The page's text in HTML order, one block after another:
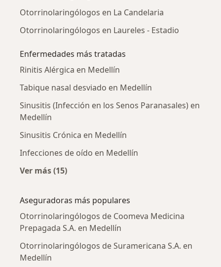
Otorrinolaringólogos en La Candelaria
Otorrinolaringólogos en Laureles - Estadio
Enfermedades más tratadas
Rinitis Alérgica en Medellín
Tabique nasal desviado en Medellín
Sinusitis (Infección en los Senos Paranasales) en
Medellín
Sinusitis Crónica en Medellín
Infecciones de oído en Medellín
Ver más (15)
Aseguradoras más populares
Otorrinolaringólogos de Coomeva Medicina
Prepagada S.A. en Medellín
Otorrinolaringólogos de Suramericana S.A. en
Medellín